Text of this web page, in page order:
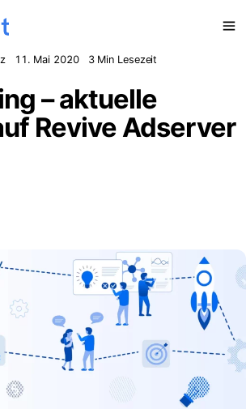
11. Mai 2020 3 Min Lesezeit
– aktuelle
Revive Adserver